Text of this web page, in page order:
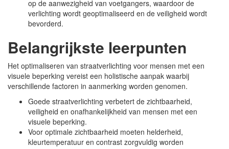
op de aanwezigheid van voetgangers, waardoor de
verlichting wordt geoptimaliseerd en de veiligheid wordt
bevorderd.
Belangrijkste leerpunten
Het optimaliseren van straatverlichting voor mensen met een
visuele beperking vereist een holistische aanpak waarbij
verschillende factoren in aanmerking worden genomen.
Goede straatverlichting verbetert de zichtbaarheid,
veiligheid en onafhankelijkheid van mensen met een
visuele beperking.
Voor optimale zichtbaarheid moeten helderheid,
kleurtemperatuur en contrast zorgvuldig worden